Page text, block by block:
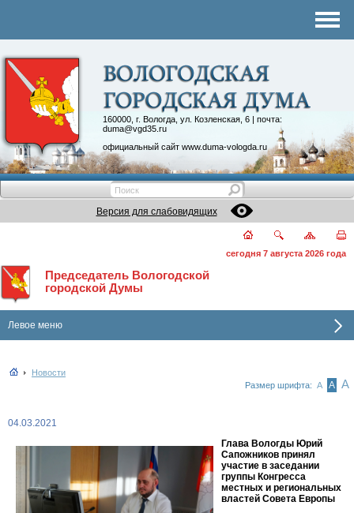
160000, г. Вологда, ул. Козленская, 6 | почта:
duma@vgd35.ru
официальный сайт www.duma-vologda.ru
Контакты
Депутатские объединения
Версия для слабовидящих
сегодня 7 августа 2026 года
Председатель Вологодской
городской Думы
Левое меню
Новости
Размер шрифта: А А А
04.03.2021
Глава Вологды Юрий
Сапожников принял
участие в заседании
группы Конгресса
местных и региональных
властей Совета Европы